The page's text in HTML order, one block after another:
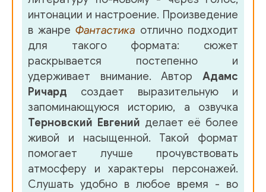
0045
0046
0047
0048
0049
0050
0051
0052
интонации и настроение. Произведение
в жанре Фантастика отлично подходит
для такого формата: сюжет
раскрывается постепенно и
удерживает внимание. Автор Адамс
Ричард создает выразительную и
запоминающуюся историю, а озвучка
Терновский Евгений делает её более
живой и насыщенной. Такой формат
помогает лучше прочувствовать
атмосферу и характеры персонажей.
Слушать удобно в любое время - во